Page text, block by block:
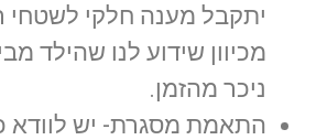
יתקבל מענה חלקי לשטחי
מכיוון שידוע לנו שהילד
ניכר מהזמן.
התאמת מסגרת- יש לוודא